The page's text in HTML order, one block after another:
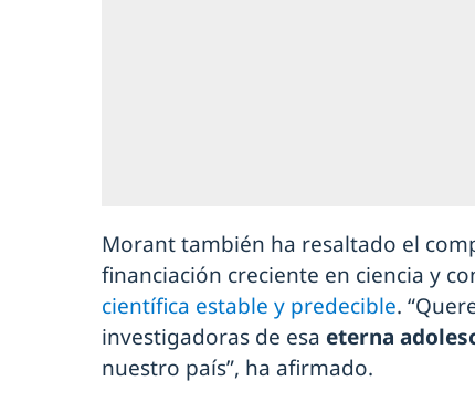
Morant también ha resaltado el
financiación creciente en ciencia y
científica estable y predecible.
investigadoras de esa eterna
nuestro país”, ha afirmado.